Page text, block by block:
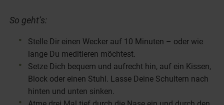
So geht’s:
Stelle Dir einen Wecker auf 10 Minuten – oder wie
lange Du meditieren möchtest.
Setze Dich bequem und aufrecht hin, auf ein Kissen,
Block oder einen Stuhl. Lasse Deine Schultern nach
hinten und unten sinken.